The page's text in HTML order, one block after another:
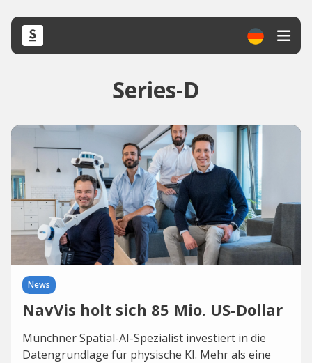
Series-D
News
NavVis holt sich 85 Mio. US-Dollar
Münchner Spatial-AI-Spezialist investiert in die
Datengrundlage für physische KI. Mehr als eine